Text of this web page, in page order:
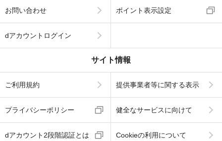
お問い合わせ ポイント表示設定
dアカウントログイン
サイト情報
ご利用規約 提供事業者等に関する表示
プライバシーポリシー 健全なサービスに向けて
dアカウント2段階認証とは Cookieの利用について